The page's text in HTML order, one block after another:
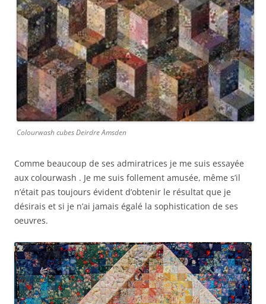
Colourwash cubes Deirdre Amsden
Comme beaucoup de ses admiratrices je me suis essayée
aux colourwash . Je me suis follement amusée, même s’il
n’était pas toujours évident d’obtenir le résultat que je
désirais et si je n’ai jamais égalé la sophistication de ses
oeuvres.